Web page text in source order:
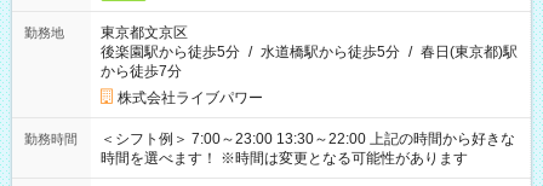
勤務地
東京都文京区
後楽園駅から徒歩5分 / 水道橋駅から徒歩5分 / 春日(東京都)駅
から徒歩7分
株式会社ライブパワー
勤務時間
＜シフト例＞ 7:00～23:00 13:30～22:00 上記の時間から好きな
時間を選べます！ ※時間は変更となる可能性があります